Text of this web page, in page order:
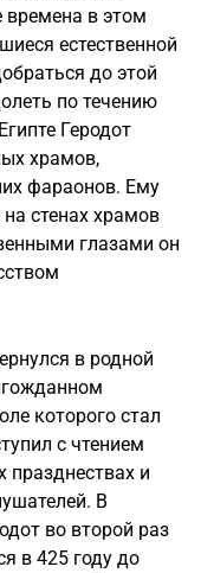
времена в этом
естественной
до этой
по течению
Геродот
храмов,
фараонов. Ему
стенах храмов
глазами он
в родной
которого стал
с чтением
празднествах и
В
во второй раз
в 425 году до